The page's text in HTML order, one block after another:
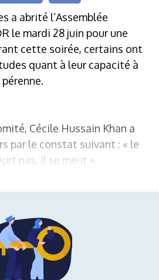
a abrité l’Assemblée
le mardi 28 juin pour une
cette soirée, certains ont
quant à leur capacité à
Cécile Hussain Khan a
par le constat suivant : « le
pas, il se meut ».